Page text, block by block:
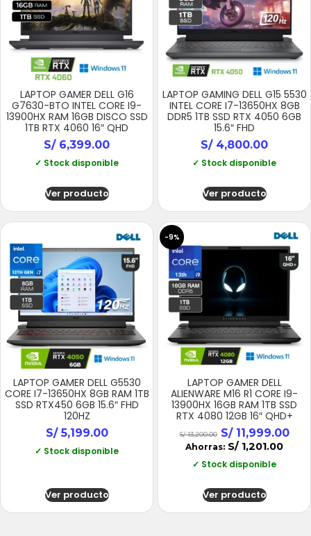
LAPTOP GAMER DELL G16
G7630-BTO INTEL CORE I9-
13900HX RAM 16GB DISCO SSD
1TB RTX 4060 16″ QHD
S/6,399.00
✓ Stock disponible
Ver producto
LAPTOP GAMING DELL G15 5530
INTEL CORE I7-13650HX 8GB
DDR5 1TB SSD RTX 4050 6GB
15.6″ FHD
S/4,800.00
✓ Stock disponible
Ver producto
LAPTOP GAMER DELL G5530
CORE I7-13650HX 8GB RAM 1TB
SSD RTX450 6GB 15.6″ FHD
120HZ
S/5,199.00
✓ Stock disponible
Ver producto
-9%
LAPTOP GAMER DELL
ALIENWARE M16 R1 CORE I9-
13900HX 16GB RAM 1TB SSD
RTX 4080 12GB 16″ QHD+
S/13,200.00 S/11,999.00
Ahorras: S/ 1,201.00
✓ Stock disponible
Ver producto